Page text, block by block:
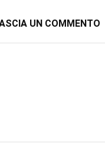
UN COMMENTO